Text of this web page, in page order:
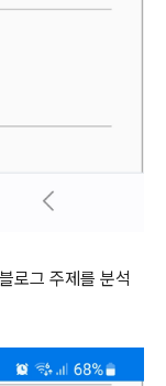
로그 주제를 분석